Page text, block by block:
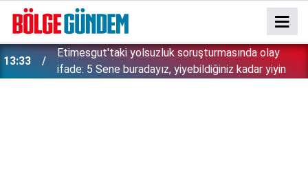
13:33
Etimesgut'taki yolsuzluk soruşturmasında olay
ifade: 5 Sene buradayız, yiyebildiğiniz kadar yiyin